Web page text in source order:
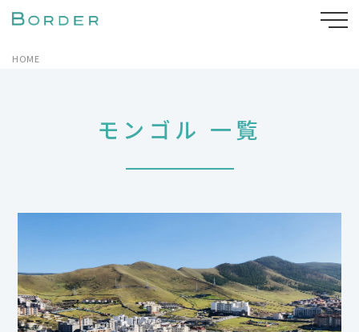
HOME
モンゴル 一覧